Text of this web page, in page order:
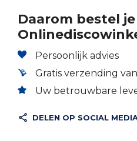
Daarom bestel
Persoonlijk advies
Gratis verzending
Uw betrouwbare
DELEN OP SOCIAL